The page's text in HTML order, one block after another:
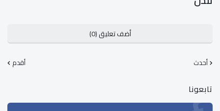
أضف تعليق (0)
أحدث أقدم
تابعونا